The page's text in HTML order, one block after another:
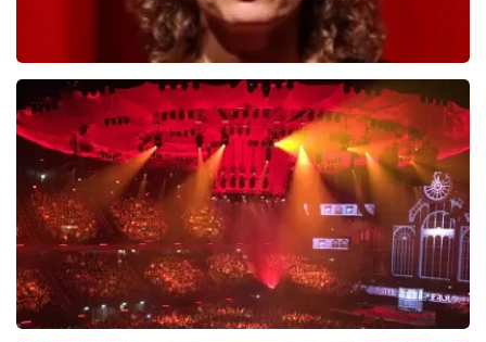
Esther van der Voort
654laatste 30 minuten
BESTEL NU